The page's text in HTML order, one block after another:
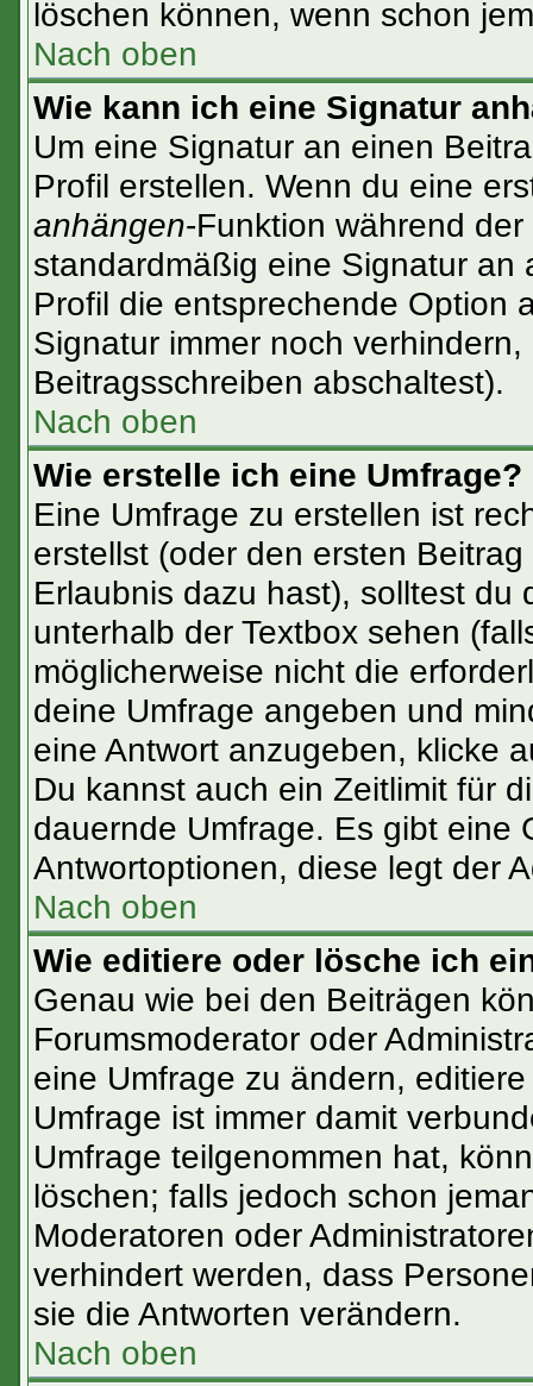
löschen können, wenn schon
Nach oben
Wie kann ich eine Signatur
Um eine Signatur an einen
Profil erstellen. Wenn du eine
anhängen-Funktion während
standardmäßig eine Signatur
Profil die entsprechende Option
Signatur immer noch
Beitragsschreiben abschaltest).
Nach oben
Wie erstelle ich eine Umfrage?
Eine Umfrage zu erstellen ist
erstellst (oder den ersten
Erlaubnis dazu hast), solltest du
unterhalb der Textbox sehen
möglicherweise nicht die
deine Umfrage angeben und
eine Antwort anzugeben, klicke
Du kannst auch ein Zeitlimit für
dauernde Umfrage. Es gibt eine
Antwortoptionen, diese legt der
Nach oben
Wie editiere oder lösche ich
Genau wie bei den Beiträgen
Forumsmoderator oder
eine Umfrage zu ändern,
Umfrage ist immer damit
Umfrage teilgenommen hat,
löschen; falls jedoch schon
Moderatoren oder
verhindert werden, dass
sie die Antworten verändern.
Nach oben